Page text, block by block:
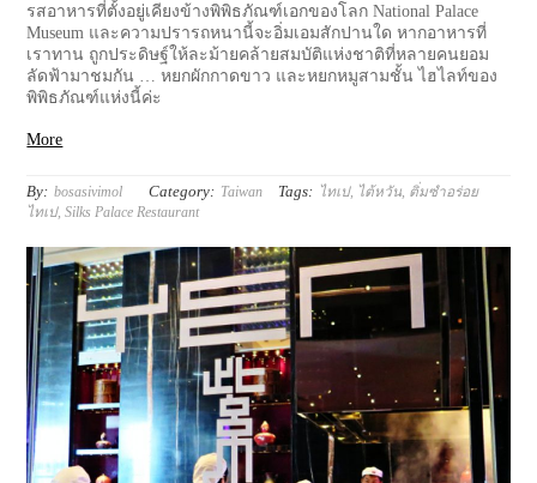
รสอาหารที่ตั้งอยู่เคียงข้างพิพิธภัณฑ์เอกของโลก National Palace
Museum และความปรารถหนานี้จะอิ่มเอมสักปานใด หากอาหารที่
เราทาน ถูกประดิษฐ์ให้ละม้ายคล้ายสมบัติแห่งชาติที่หลายคนยอม
ลัดฟ้ามาชมกัน … หยกผักกาดขาว และหยกหมูสามชั้น ไฮไลท์ของ
พิพิธภัณฑ์แห่งนี้ค่ะ
More
By: bosasivimol Category: Taiwan Tags: ไทเป, ไต้หวัน, ติ่มซำอร่อย
ไทเป,Silks Palace Restaurant